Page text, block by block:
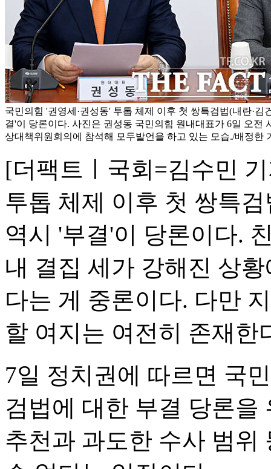
국민의힘 '권영세·권성동' 투톱 체제 이후 첫 쌍특검법(내란·김
결'이 당론이다. 사진은 권성동 국민의힘 원내대표가 6일 오전
상대책위원회의에 참석해 모두발언을 하고 있는 모습./배정한
[더팩트ㅣ국회=김수민
투톱 체제 이후 첫 쌍특
역시 '부결'이 당론이다.
내 결집 세가 강해진 상
다는 게 중론이다. 다만
할 여지는 여전히 존재한
7일 정치권에 따르면 국
검법에 대한 부결 당론을
추천과 과도한 수사 범위